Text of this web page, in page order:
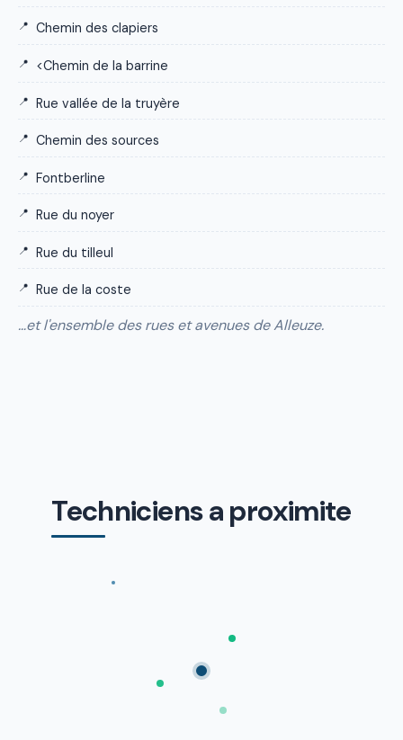
Chemin des clapiers
<Chemin de la barrine
Rue vallée de la truyère
Chemin des sources
Fontberline
Rue du noyer
Rue du tilleul
Rue de la coste
…et l'ensemble des rues et avenues de Alleuze.
Techniciens a proximite